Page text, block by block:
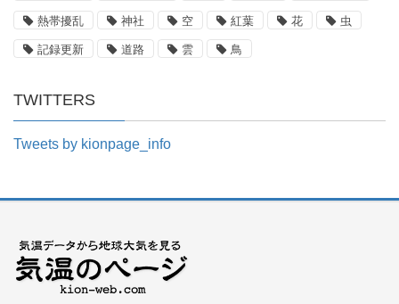
熱帯擾乱 神社 空 紅葉 花 虫
記録更新 道路 雲 鳥
TWITTERS
Tweets by kionpage_info